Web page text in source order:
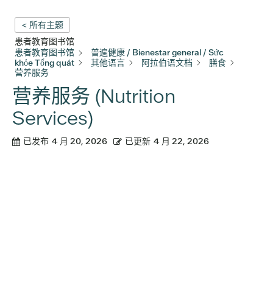
< 所有主题
患者教育图书馆
患者教育图书馆
普遍健康 / Bienestar general / Sức
khỏe Tổng quát
其他语言 阿拉伯语文档
膳食
营养服务
营养服务 (Nutrition
Services)
已发布 4 月 20, 2026 已更新 4 月 22, 2026